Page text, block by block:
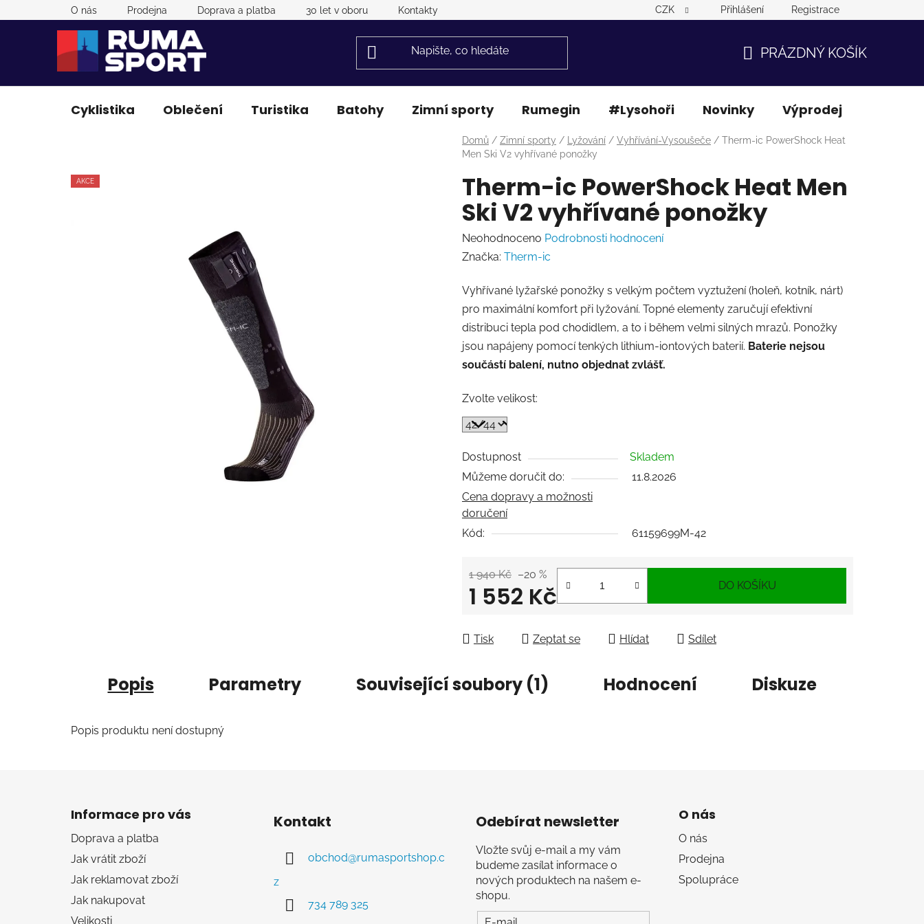
na
O nás Prodejna Doprava a platba 30 let v oboru Kontakty CZK Přihlášení Registrace
KOŠÍK
PRÁZDNÝ KOŠÍK
Cyklistika Oblečení Turistika Batohy Zimní sporty Rumegin #Lysohoři Novinky Výprodej
Domů / Zimní sporty / Lyžování / Vyhřívání-Vysoušeče / Therm-ic PowerShock Heat
Men Ski V2 vyhřívané ponožky
Therm-ic PowerShock Heat Men
Ski V2 vyhřívané ponožky
Průměrné
hodnocení
je
0,0
z
5
hvězdiček.
Neohodnoceno Podrobnosti hodnocení
Značka: Therm-ic
Vyhřívané lyžařské ponožky s velkým počtem vyztužení (holeň, kotník, nárt)
pro maximální komfort při lyžování. Topné elementy zaručují efektivní
distribuci tepla pod chodidlem, a to i během velmi silných mrazů. Ponožky
jsou napájeny pomocí tenkých lithium-iontových baterií. Baterie nejsou
součástí balení, nutno objednat zvlášť.
Zvolte velikost:
Dostupnost
Skladem
Můžeme doručit do:
11.8.2026
Cena dopravy a možnosti
doručení
Kód:
61159699M-42
1 940 Kč –20 %
1 552 Kč DO KOŠÍKU
Tisk Zeptat se Hlídat Sdílet
AKCE
Popis Parametry Související soubory (1) Hodnocení Diskuze
Popis produktu není dostupný
Informace pro vás
Doprava a platba
Jak vrátit zboží
Jak reklamovat zboží
Jak nakupovat
Velikosti
Kontakt
obchod@rumasportshop.c
z
734 789 325
Odebírat newsletter
Vložte svůj e-mail a my vám
budeme zasílat informace o
nových produktech na našem e-
shopu.
O nás
O nás
Prodejna
Spolupráce